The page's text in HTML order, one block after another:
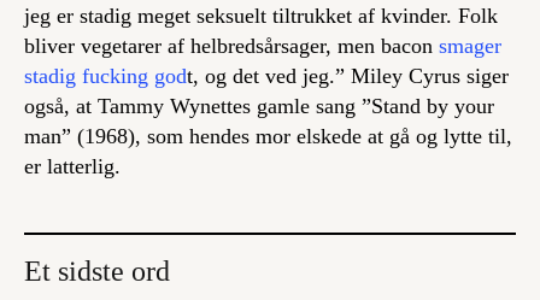
jeg er stadig meget seksuelt tiltrukket af kvinder. Folk
bliver vegetarer af helbredsårsager, men bacon smager
stadig fucking godt, og det ved jeg.” Miley Cyrus siger
også, at Tammy Wynettes gamle sang ”Stand by your
man” (1968), som hendes mor elskede at gå og lytte til,
er latterlig.
Et sidste ord